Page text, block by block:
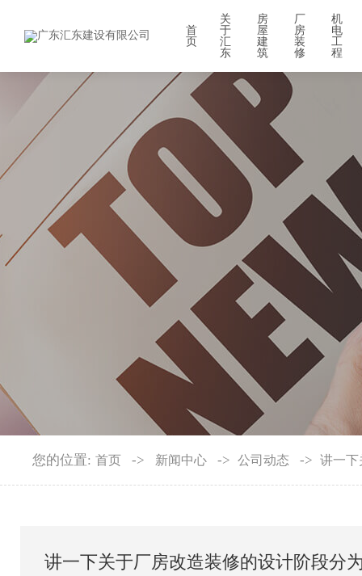
首
页
关
于
汇
东
房
屋
建
筑
厂
房
装
修
机
电
工
程
您的位置: 首页 -> 新闻中心 -> 公司动态 -> 讲一下
讲一下关于厂房改造装修的设计阶段分